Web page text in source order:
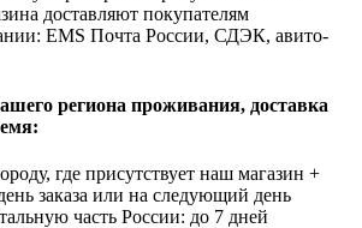
доставляют покупателям
EMS Почта России, СДЭК, авито-
региона проживания, доставка
где присутствует наш магазин +
заказа или на следующий день
часть России: до 7 дней